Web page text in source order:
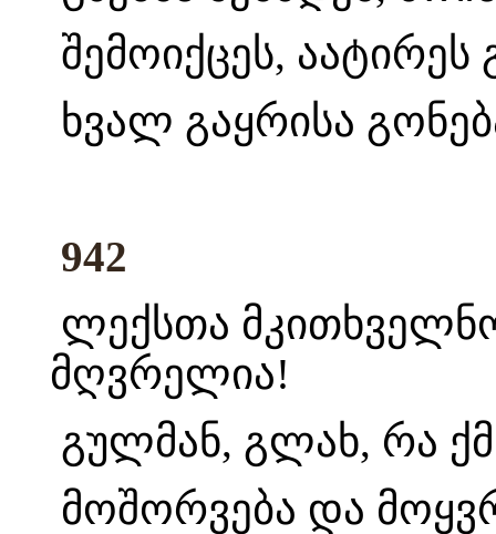
შემოიქცეს,
ხვალ გაყრისა
942
ლექსთა
მღვრელია!
გულმან, გლახ, რა
მოშორვება და